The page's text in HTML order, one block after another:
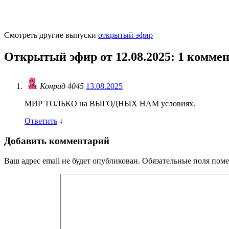
Смотреть другие выпуски открытый эфир
Открытый эфир от 12.08.2025: 1
Конрад 4045 13.08.2025
МИР ТОЛЬКО на ВЫГОДНЫХ НАМ условиях.
Ответить ↓
Добавить комментарий
Ваш адрес email не будет опубликован. Обязательные поля